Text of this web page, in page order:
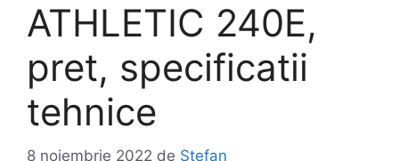
ATHLETIC 240E,
pret, specificatii
tehnice
8 noiembrie 2022 de Stefan